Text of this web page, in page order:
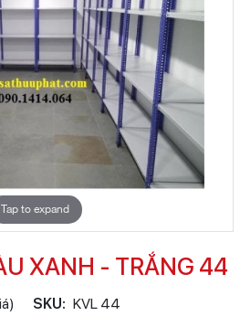
Tap to expand
XANH - TRẮNG 44
SKU: KVL 44